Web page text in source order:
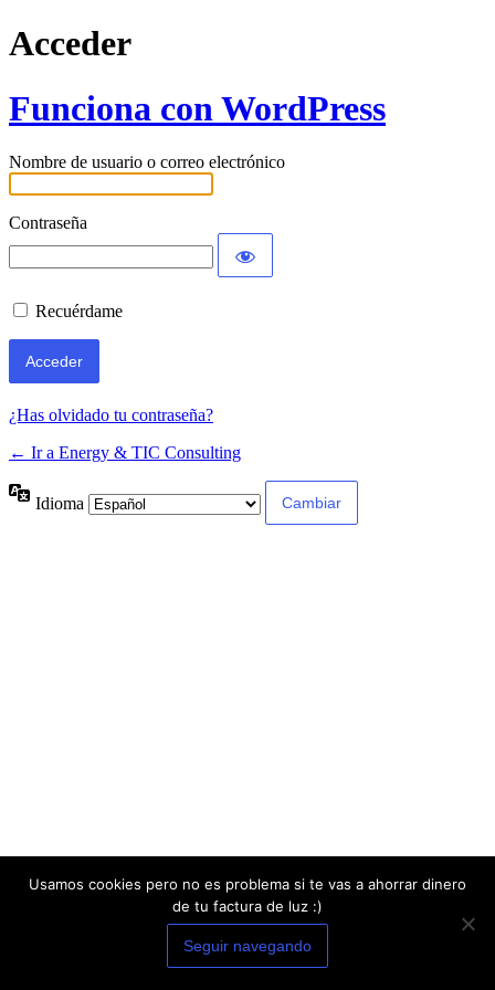
Acceder
Funciona con WordPress
Nombre de usuario o correo electrónico
Contraseña
Recuérdame
¿Has olvidado tu contraseña?
← Ir a Energy & TIC Consulting
Idioma
Usamos cookies pero no es problema si te vas a ahorrar dinero
de tu factura de luz :)
Seguir navegando